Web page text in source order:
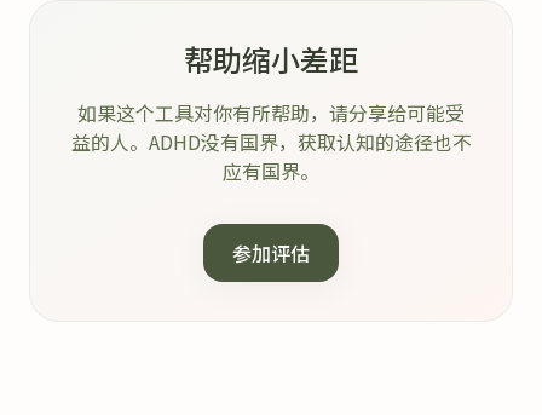
帮助缩小差距
如果这个工具对你有所帮助，请分享给可能受
益的人。ADHD没有国界，获取认知的途径也不
应有国界。
参加评估